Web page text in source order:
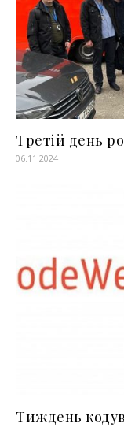
Третій день
06.11.2024
Тиждень